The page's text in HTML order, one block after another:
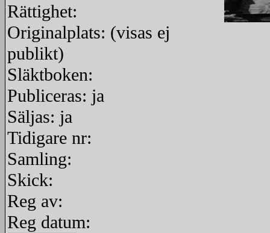
Rättighet:
Originalplats: (visas ej
publikt)
Släktboken:
Publiceras: ja
Säljas: ja
Tidigare nr:
Samling:
Skick:
Reg av:
Reg datum: